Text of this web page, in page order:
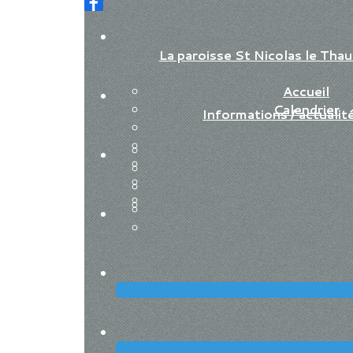
La paroisse St Nicolas le
Accueil
Calendrier
Informations /